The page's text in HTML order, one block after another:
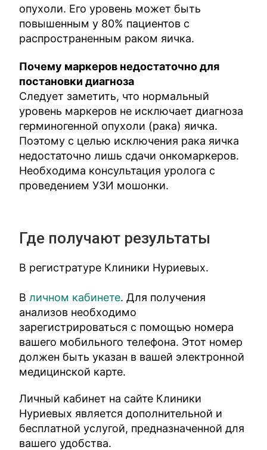
опухоли. Его уровень может быть
повышенным у 80% пациентов с
распространенным раком яичка.
Почему маркеров недостаточно для
постановки диагноза
Следует заметить, что нормальный
уровень маркеров не исключает диагноза
герминогенной опухоли (рака) яичка.
Поэтому с целью исключения рака яичка
недостаточно лишь сдачи онкомаркеров.
Необходима консультация уролога с
проведением УЗИ мошонки.
Где получают результаты
В регистратуре Клиники Нуриевых.
Вличном кабинете. Для получения
анализов необходимо
зарегистрироваться с помощью номера
вашего мобильного телефона. Этот номер
должен быть указан в вашей электронной
медицинской карте.
Личный кабинет на сайте Клиники
Нуриевых является дополнительной и
бесплатной услугой, предназначенной для
вашего удобства.